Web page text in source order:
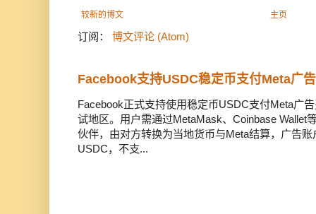
较新的博文 主页
订阅： 博文评论 (Atom)
Facebook支持USDC稳定币支付Meta广
Facebook正式支持使用稳定币USDC支付Meta广
试地区。用户需通过MetaMask、Coinbase Wallet
伙伴，由对方转换为当地货币与Meta结算，广告
USDC，不支...